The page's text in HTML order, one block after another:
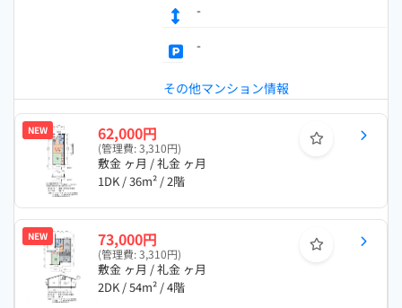
-
-
その他マンション情報
NEW 62,000円
(管理費: 3,310円)
敷金 ヶ月 / 礼金 ヶ月
1DK / 36m² / 2階
NEW 73,000円
(管理費: 3,310円)
敷金 ヶ月 / 礼金 ヶ月
2DK / 54m² / 4階